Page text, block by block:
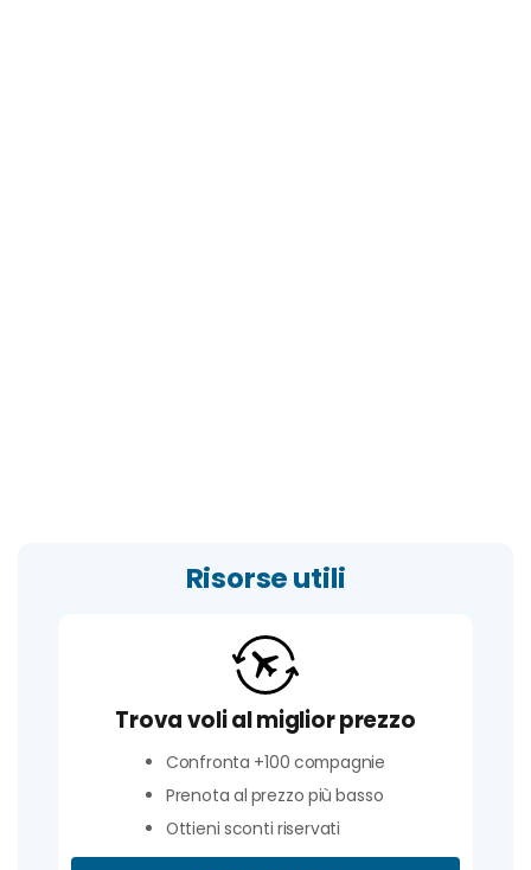
Risorse utili
Trova voli al miglior prezzo
Confronta +100 compagnie
Prenota al prezzo più basso
Ottieni sconti riservati